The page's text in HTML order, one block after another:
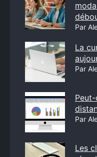
Par
La
Par
Par
Les